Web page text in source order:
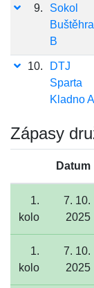
9.
Sokol
B
10.
DTJ
Sparta
Kladno A
Zápasy
Datum
1.
kolo
7. 10.
2025
1.
kolo
7. 10.
2025